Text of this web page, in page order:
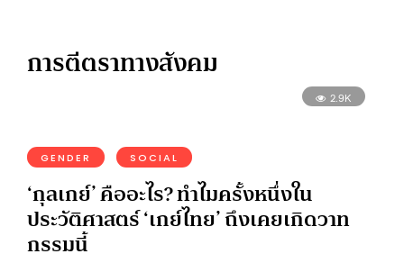
การตีตราทางสังคม
2.9K
GENDER SOCIAL
‘กุลเกย์’ คืออะไร? ทำไมครั้งหนึ่งใน
ประวัติศาสตร์ ‘เกย์ไทย’ ถึงเคยเกิดวาท
กรรมนี้